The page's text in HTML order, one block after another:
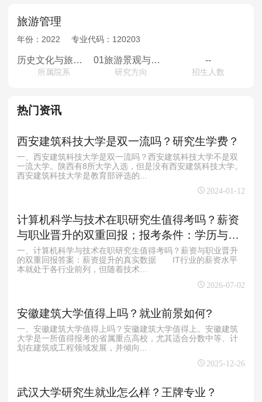
旅游管理
年份： 2022 专业代码： 120203
历史文化与旅游学院
所属院系
01旅游景观与旅游开发02区域旅游文化03区域经济与旅游市场
研究方向
--
招生人数
热门资讯
西安建筑科技大学是双一流吗？研究生学费？
一、西安建筑科技大学是双一流吗？西安建筑科技大学不是双
一流大学。陕西有8所大学入选，但是没有西安建筑科技大学。
西安建筑科技大学是教育部评选的...
2024-01-12
计算机科学与技术在职研究生值得考吗？薪资
与职业晋升的双重回报；报考条件：学历与经
验的双重要求
一、计算机科学与技术在职研究生值得考吗？薪资与职业晋升
的双重回报答案：薪资提升的真实数据 IT行业的薪资水平
本就处于各行业前列，但随着技术...
2026-07-02
安徽建筑大学值得上吗？就业前景如何?
一、安徽建筑大学值得上吗？安徽建筑大学值得上。‌安徽建筑
大学是一所值得报考的省属重点高校，尤其适合分数中等、计
划在建筑或工程领域发展，并倾向...
2025-12-26
武汉大学研究生就业怎么样？王牌专业？